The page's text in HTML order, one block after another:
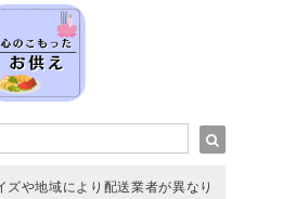
ズや地域により配送業者が異なり